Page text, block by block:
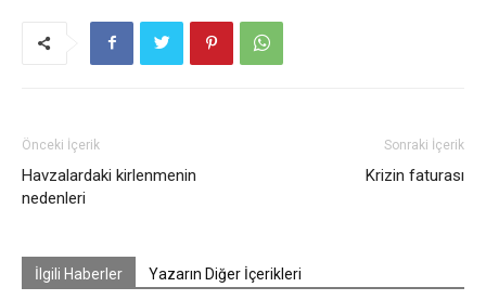
Önceki İçerik
Havzalardaki kirlenmenin
nedenleri
Sonraki İçerik
Krizin faturası
İlgili Haberler Yazarın Diğer İçerikleri